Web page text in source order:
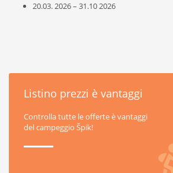
20.03. 2026 – 31.10 2026
Listino prezzi è vantaggi
Controlla tutte le offerte è vantaggi
del campeggio Špik!